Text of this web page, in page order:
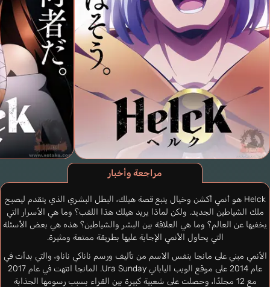
مراجعة وأخبار
Helck هو أنمي أكشن وخيال يتبع قصة هيلك، البطل البشري الذي يتقدم ليصبح
ملك الشياطين الجديد. ولكن لماذا يريد هيلك هذا اللقب؟ وما هي الأسرار التي
يخفيها عن العالم؟ وما هي العلاقة بين البشر والشياطين؟ هذه هي بعض الأسئلة
التي يحاول الأنمي الإجابة عليها بطريقة ممتعة ومثيرة.
الأنمي مبني على مانجا بنفس الاسم من تأليف ورسم ناناكي ناناو، والتي بدأت في
عام 2014 على موقع الويب الياباني Ura Sunday. المانجا انتهت في عام 2017
مع 12 مجلدًا، وحصلت على شعبية كبيرة بين القراء بسبب رسومها الجذابة